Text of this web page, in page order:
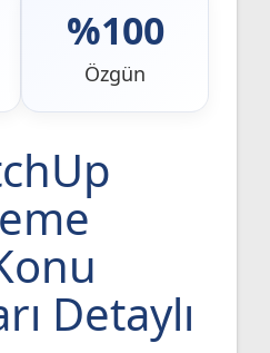
%100
Özgün
Detaylı